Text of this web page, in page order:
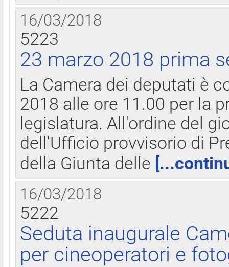
16/03/2018
5223
23 marzo 2018 prima
La Camera dei deputati è
2018 alle ore 11.00 per la
legislatura. All'ordine del
dell'Ufficio provvisorio di
della Giunta delle
16/03/2018
5222
Seduta inaugurale
per cineoperatori e